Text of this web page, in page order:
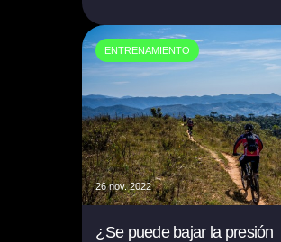
ENTRENAMIENTO
26 nov. 2022
¿Se puede bajar la presión